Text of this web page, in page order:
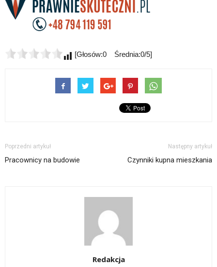
[Głosów:0 Średnia:0/5]
Poprzedni artykuł
Pracownicy na budowie
Następny artykuł
Czynniki kupna mieszkania
Redakcja